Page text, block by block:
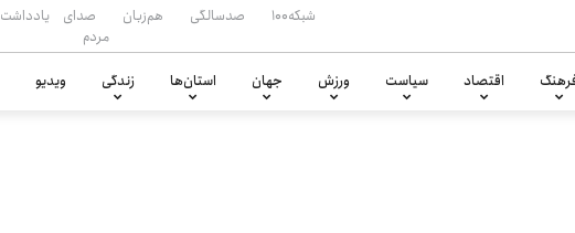
شبکه۱۰۰ صدسالگی هم‌زبان
صدای
مردم
یادداشت
اقتصاد سیاست ورزش جهان استان‌ها زندگی ویدیو